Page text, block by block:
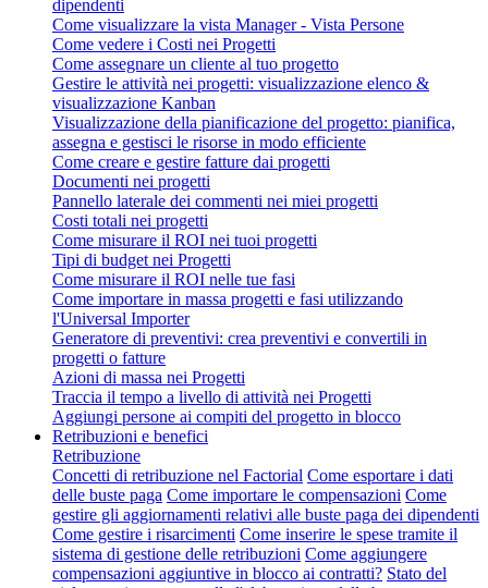
dipendenti
Come visualizzare la vista Manager - Vista Persone
Come vedere i Costi nei Progetti
Come assegnare un cliente al tuo progetto
Gestire le attività nei progetti: visualizzazione elenco &
visualizzazione Kanban
Visualizzazione della pianificazione del progetto: pianifica,
assegna e gestisci le risorse in modo efficiente
Come creare e gestire fatture dai progetti
Documenti nei progetti
Pannello laterale dei commenti nei miei progetti
Costi totali nei progetti
Come misurare il ROI nei tuoi progetti
Tipi di budget nei Progetti
Come misurare il ROI nelle tue fasi
Come importare in massa progetti e fasi utilizzando
l'Universal Importer
Generatore di preventivi: crea preventivi e convertili in
progetti o fatture
Azioni di massa nei Progetti
Traccia il tempo a livello di attività nei Progetti
Aggiungi persone ai compiti del progetto in blocco
Retribuzioni e benefici
Retribuzione
Concetti di retribuzione nel Factorial Come esportare i dati
delle buste paga Come importare le compensazioni Come
gestire gli aggiornamenti relativi alle buste paga dei dipendenti
Come gestire i risarcimenti Come inserire le spese tramite il
sistema di gestione delle retribuzioni Come aggiungere
compensazioni aggiuntive in blocco ai contratti? Stato del